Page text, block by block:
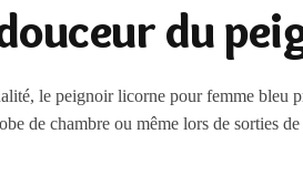
du
le peignoir licorne pour femme bleu
de chambre ou même lors de sorties